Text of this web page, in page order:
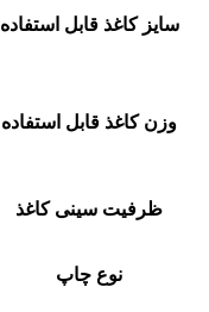
سایز کاغذ قابل استفاده
وزن کاغذ قابل استفاده
ظرفیت سینی کاغذ
نوع چاپ